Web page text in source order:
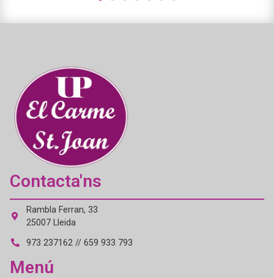
Contacta'ns
Rambla Ferran, 33
25007 Lleida
973 237162 // 659 933 793
Menú